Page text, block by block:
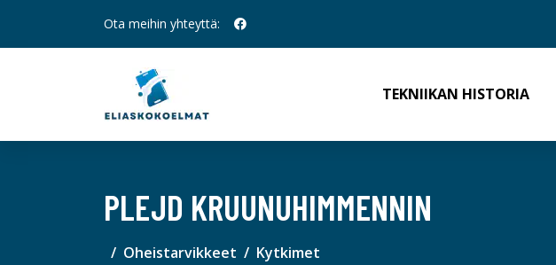
Ota meihin yhteyttä:
TEKNIIKAN HISTORIA
PLEJD KRUUNUHIMMENNIN
Oheistarvikkeet Kytkimet